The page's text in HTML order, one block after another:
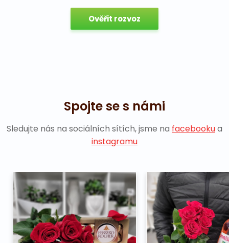
Ověřit rozvoz
Spojte se s námi
Sledujte nás na sociálních sítích, jsme na facebookua
instagramu